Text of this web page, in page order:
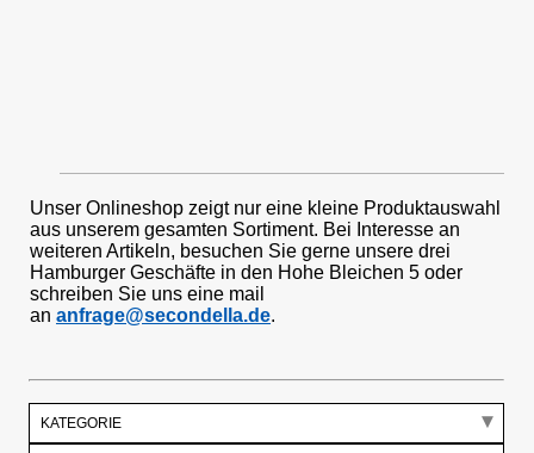
Unser Onlineshop zeigt nur eine kleine Produktauswahl
aus unserem gesamten Sortiment. Bei Interesse an
weiteren Artikeln, besuchen Sie gerne unsere drei
Hamburger Geschäfte in den Hohe Bleichen 5 oder
schreiben Sie uns eine mail
an anfrage@secondella.de.
KATEGORIE